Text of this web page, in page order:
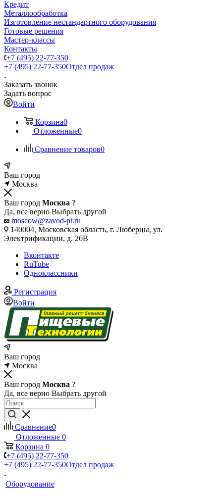
Кредит
Металлообработка
Изготовление нестандартного оборудования
Готовые решения
Мастер-классы
Контакты
+7 (495) 22-77-350
+7 (495) 22-77-350Отдел продаж
Заказать звонок
Задать вопрос
Войти
Корзина0
Отложенные0
Сравнение товаров0
Ваш город
Москва
Ваш город Москва ?
Да, все верно Выбрать другой
moscow@zavod-pt.ru
140004, Московская область, г. Люберцы, ул.
Электрификации, д. 26В
Вконтакте
RuTube
Одноклассники
Регистрация
Войти
Ваш город
Москва
Ваш город Москва ?
Да, все верно Выбрать другой
Сравнение0
Отложенные 0
Корзина 0
+7 (495) 22-77-350
+7 (495) 22-77-350Отдел продаж
Оборудование